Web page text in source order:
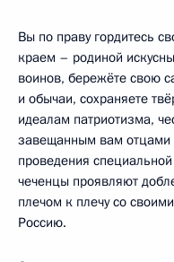
Вы по праву гордитесь
краем – родиной
воинов, бережёте свою
и обычаи, сохраняете
идеалам патриотизма,
завещанным вам отцами
проведения
чеченцы проявляют
плечом к плечу со
Россию.